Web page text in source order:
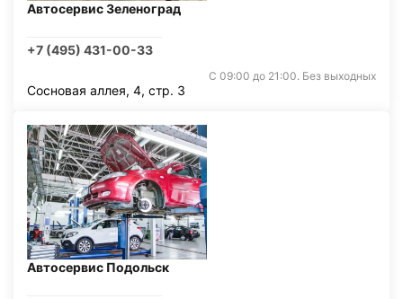
Автосервис Зеленоград
+7 (495) 431-00-33
С 09:00 до 21:00. Без выходных
Сосновая аллея, 4, стр. 3
Автосервис Подольск